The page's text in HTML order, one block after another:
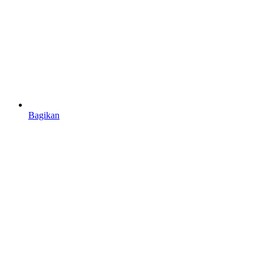
Bagikan